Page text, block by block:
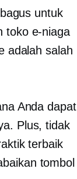
untuk
toko e-niaga
adalah salah
Anda dapat
Plus, tidak
terbaik
tombol